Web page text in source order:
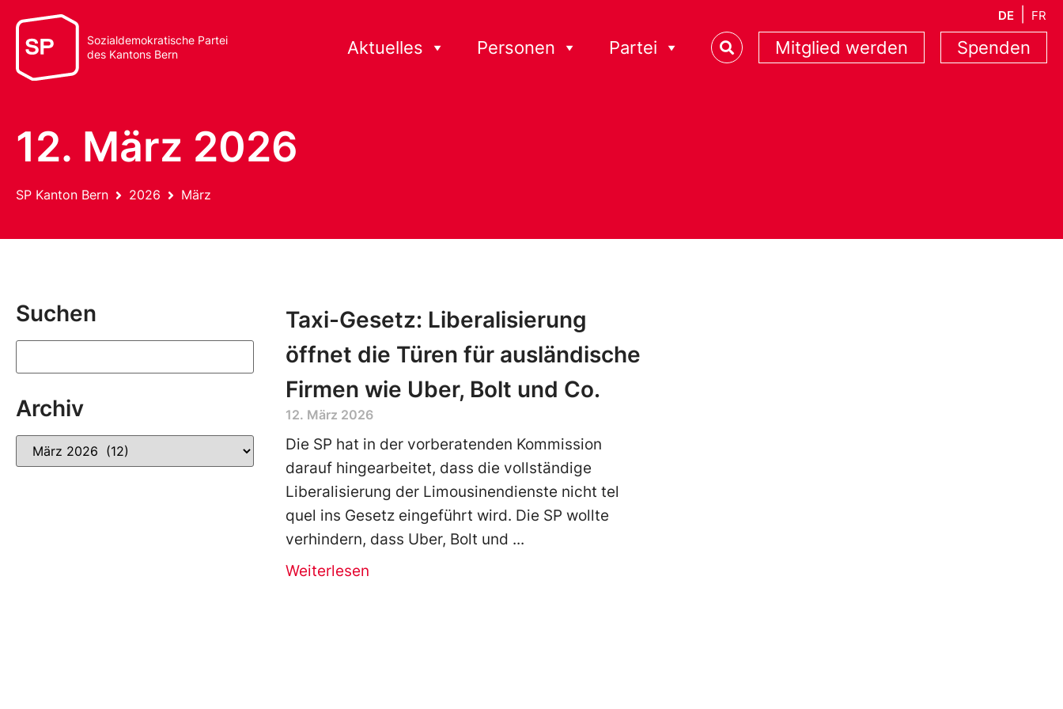
DE FR
Sozialdemokratische Partei
des Kantons Bern
Aktuelles Personen Partei Mitglied werden Spenden
12. März 2026
SP Kanton Bern 2026 März
Suchen
Archiv
Taxi-Gesetz: Liberalisierung
öffnet die Türen für ausländische
Firmen wie Uber, Bolt und Co.
12. März 2026
Die SP hat in der vorberatenden Kommission
darauf hingearbeitet, dass die vollständige
Liberalisierung der Limousinendienste nicht tel
quel ins Gesetz eingeführt wird. Die SP wollte
verhindern, dass Uber, Bolt und
Weiterlesen